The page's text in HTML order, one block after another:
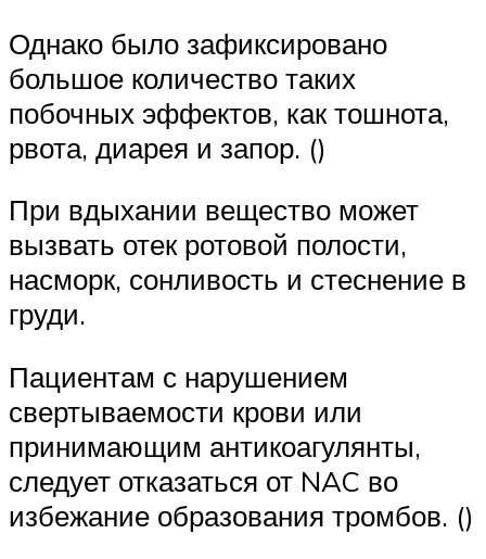
Однако было зафиксировано
большое количество таких
побочных эффектов, как тошнота,
рвота, диарея и запор. ()
При вдыхании вещество может
вызвать отек ротовой полости,
насморк, сонливость и стеснение в
груди.
Пациентам с нарушением
свертываемости крови или
принимающим антикоагулянты,
следует отказаться от NAC во
избежание образования тромбов. ()